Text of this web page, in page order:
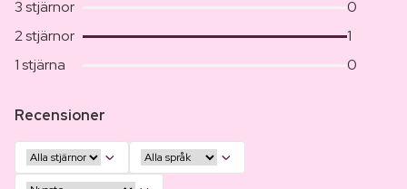
3 stjärnor
0
2 stjärnor
1
1 stjärna
0
Recensioner